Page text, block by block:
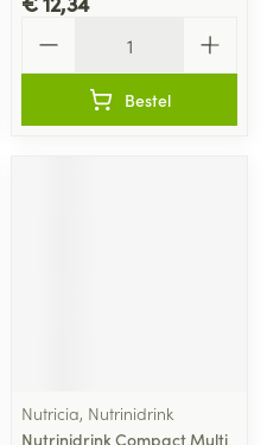
Bestel
Nutricia, Nutrinidrink
Nutrinidrink Compact Multi